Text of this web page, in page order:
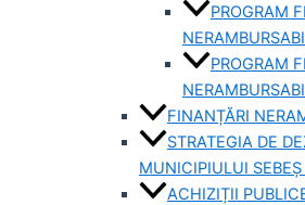
PROGRAM
PROGRAM
FINANȚĂRI
STRATEGIA DE
MUNICIPIULUI SEBEȘ
ACHIZIȚII